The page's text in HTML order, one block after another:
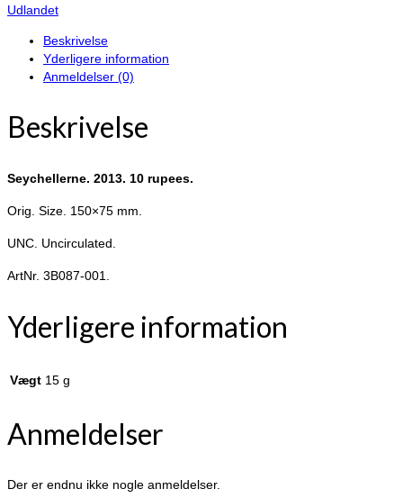
Udlandet
Beskrivelse
Yderligere information
Anmeldelser (0)
Beskrivelse
Seychellerne. 2013. 10 rupees.
Orig. Size. 150×75 mm.
UNC. Uncirculated.
ArtNr. 3B087-001.
Yderligere information
Vægt 15 g
Anmeldelser
Der er endnu ikke nogle anmeldelser.